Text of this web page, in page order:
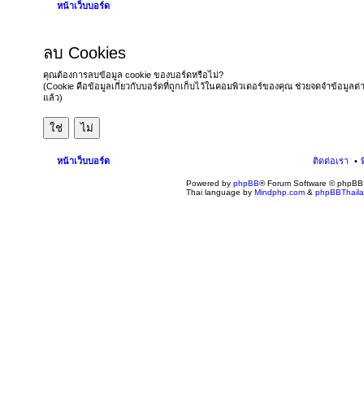
หน้าเว็บบอร์ด
ลบ Cookies
คุณต้องการลบข้อมูล cookie ของบอร์ดหรือไม่?
(Cookie คือข้อมูลเกี่ยวกับบอร์ดที่ถูกเก็บไว้ในคอมพิวเตอร์ของคุณ ช่วยจดจำข้อมูลต่
แล้ว)
หน้าเว็บบอร์ด ติดต่อเรา
Powered by phpBB® Forum Software © phpBB
Thai language by Mindphp.com &